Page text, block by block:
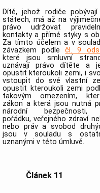
Dítě, jehož rodiče
státech, má až na
právo udržovat
kontakty a přímé styky s
Za tímto účelem a v
závazkem podlečl. 9
které jsou smluvní
uznávají právo dítěte a
opustit kteroukoli zemi, i
vstoupit do své vlastní
opustit kteroukoli zemi
takovým omezením,
zákon a která jsou nutná
národní bezpečnosti,
pořádku, veřejného zdraví
nebo práv a svobod
jsou v souladu s
uznanými v této úmluvě.
Článek 11